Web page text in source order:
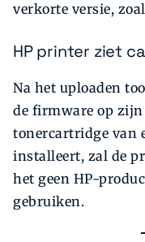
verkorte versie,
HP printer ziet
Na het uploaden
de firmware op zijn
tonerc­artridge van
installeert, zal de
het geen HP-
gebruiken.